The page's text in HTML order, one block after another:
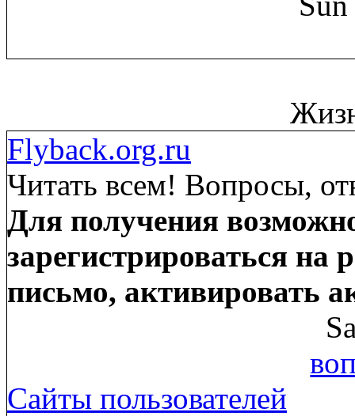
Flyback.org.ru
Читать всем! Вопросы,
Для получения
зарегистрироваться
письмо, активировать
Сайты пользователей